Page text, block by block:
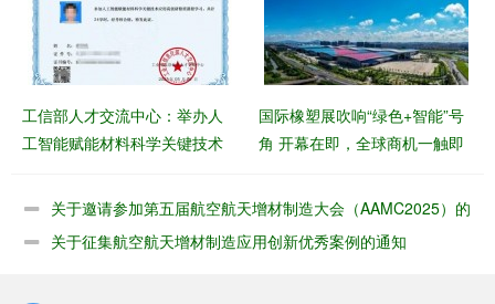
工信部人才交流中心：举办人
工智能赋能材料科学关键技术
国际橡塑展吹响“绿色+智能”号
角 开幕在即，全球商机一触即
关于邀请参加第五届航空航天增材制造大会（AAMC2025）的
函
关于征集航空航天增材制造应用创新优秀案例的通知